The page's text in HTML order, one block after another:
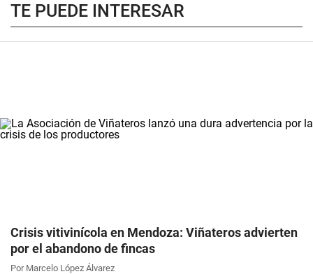
TE PUEDE INTERESAR
Crisis vitivinícola en Mendoza: Viñateros advierten
por el abandono de fincas
Por Marcelo López Álvarez